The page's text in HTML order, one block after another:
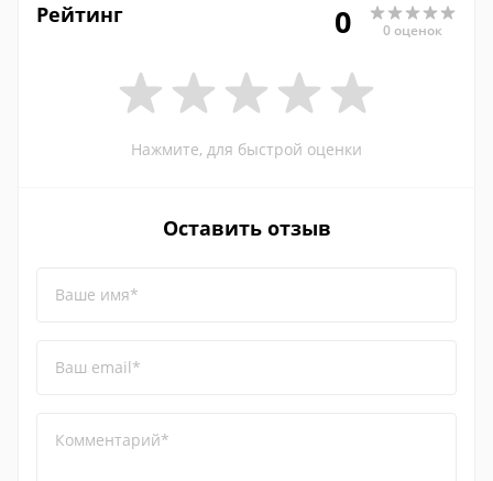
Рейтинг 0 0 оценок
Нажмите, для быстрой оценки
Оставить отзыв
Ваше имя*
Ваш email*
Комментарий*